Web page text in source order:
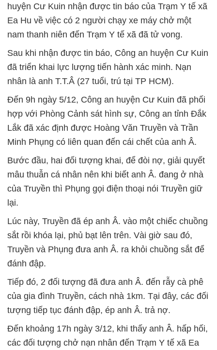
huyện Cư Kuin nhận được tin báo của Trạm Y tế xã
Ea Hu về việc có 2 người chạy xe máy chở một
nam thanh niên đến Trạm Y tế xã đã tử vong.
Sau khi nhận được tin báo, Công an huyện Cư Kuin
đã triển khai lực lượng tiến hành xác minh. Nạn
nhân là anh T.T.Â (27 tuổi, trú tại TP HCM).
Đến 9h ngày 5/12, Công an huyện Cư Kuin đã phối
hợp với Phòng Cảnh sát hình sự, Công an tỉnh Đắk
Lắk đã xác định được Hoàng Văn Truyền và Trần
Minh Phụng có liên quan đến cái chết của anh Â.
Bước đầu, hai đối tượng khai, để đòi nợ, giải quyết
mâu thuẫn cá nhân nên khi biết anh Â. đang ở nhà
của Truyền thì Phụng gọi điện thoại nói Truyền giữ
lại.
Lúc này, Truyền đã ép anh Â. vào một chiếc chuồng
sắt rồi khóa lại, phủ bạt lên trên. Vài giờ sau đó,
Truyền và Phụng đưa anh Â. ra khỏi chuồng sắt để
đánh đập.
Tiếp đó, 2 đối tượng đã đưa anh Â. đến rẫy cà phê
của gia đình Truyền, cách nhà 1km. Tại đây, các đối
tượng tiếp tục đánh đập, ép anh Â. trả nợ.
Đến khoảng 17h ngày 3/12, khi thấy anh Â. hấp hối,
các đối tượng chở nạn nhân đến Trạm Y tế xã Ea